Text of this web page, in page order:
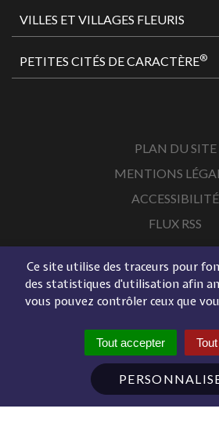
Ce site utilise des traceurs pour
des statistiques d'utilisation afin
vous pouvez contrôler ceux que
Tout accepter
VILLES ET VILLAGES FLEURIS
PETITES CITÉS DE CARACTÈRE®
PLAN DU SITE
MENTIONS
ACCESSIBILITÉ
FLUX RSS